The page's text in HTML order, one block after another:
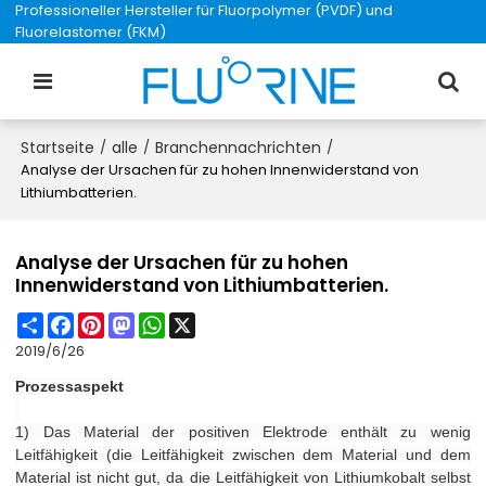
Professioneller Hersteller für Fluorpolymer (PVDF) und
Fluorelastomer (FKM)
Startseite / alle / Branchennachrichten /
Analyse der Ursachen für zu hohen Innenwiderstand von
Lithiumbatterien.
Analyse der Ursachen für zu hohen
Innenwiderstand von Lithiumbatterien.
ShareFacebook
PinterestMastodonWhatsApp
2019/6/26
Prozessaspekt
1) Das Material der positiven Elektrode enthält zu wenig
Leitfähigkeit (die Leitfähigkeit zwischen dem Material und dem
Material ist nicht gut, da die Leitfähigkeit von Lithiumkobalt selbst